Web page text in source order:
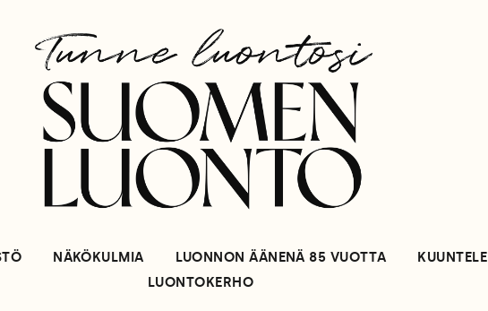
NÄKÖKULMIA LUONNON ÄÄNENÄ 85 VUOTTA KUUNTELE
LUONTOKERHO